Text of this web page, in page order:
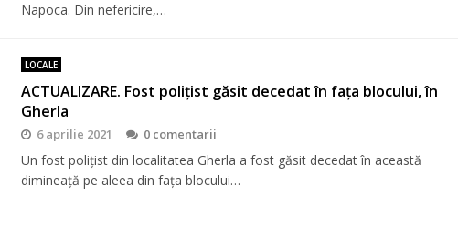
Napoca. Din nefericire,…
LOCALE
ACTUALIZARE. Fost polițist găsit decedat în fața blocului, în
Gherla
6 aprilie 2021 0 comentarii
Un fost polițist din localitatea Gherla a fost găsit decedat în această
dimineață pe aleea din fața blocului…